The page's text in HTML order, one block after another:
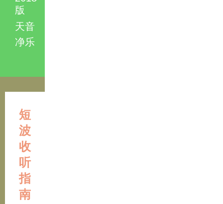
版
天音
净乐
短
波
收
听
指
南